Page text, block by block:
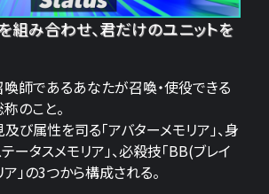
組み合わせ、君だけのユニットを
喚師であるあなたが召喚・使役できる
のこと。
び属性を司る「アバターメモリア」、身
ータスメモリア」、必殺技「BB(ブレイ
」の3つから構成される。